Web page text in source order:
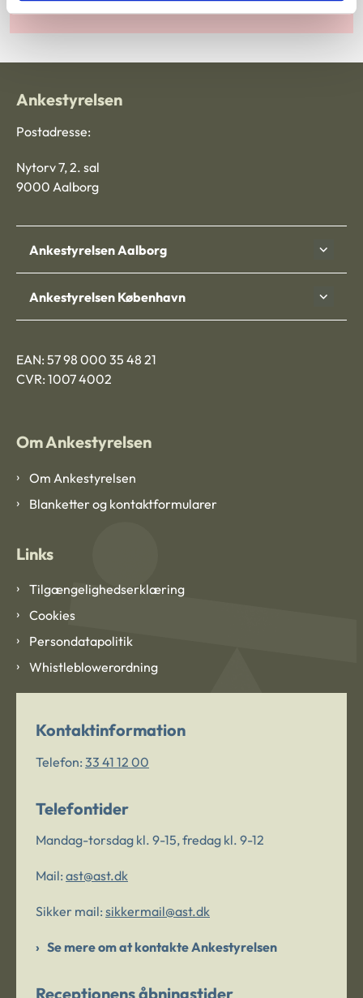
Ankestyrelsen
Postadresse:
Nytorv 7, 2. sal
9000 Aalborg
Ankestyrelsen Aalborg
Ankestyrelsen København
EAN: 57 98 000 35 48 21
CVR: 1007 4002
Om Ankestyrelsen
Om Ankestyrelsen
Blanketter og kontaktformularer
Links
Tilgængelighedserklæring
Cookies
Persondatapolitik
Whistleblowerordning
Kontaktinformation
Telefon: 33 41 12 00
Telefontider
Mandag-torsdag kl. 9-15, fredag kl. 9-12
Mail: ast@ast.dk
Sikker mail: sikkermail@ast.dk
Se mere om at kontakte Ankestyrelsen
Receptionens åbningstider